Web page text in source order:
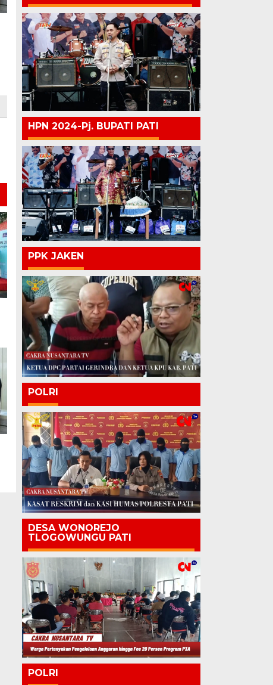
HPN 2024-Pj. BUPATI PATI
PPK JAKEN
POLRI
DESA WONOREJO
TLOGOWUNGU PATI
POLRI